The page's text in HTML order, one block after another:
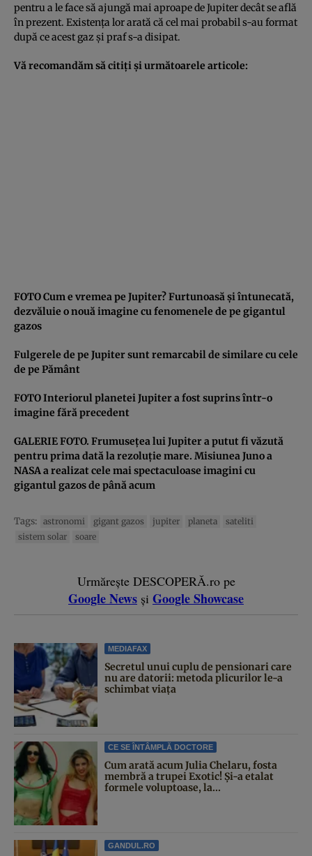
pentru a le face să ajungă mai aproape de Jupiter decât se află
în prezent. Existenţa lor arată că cel mai probabil s-au format
după ce acest gaz şi praf s-a disipat.
Vă recomandăm să citiţi şi următoarele articole:
FOTO Cum e vremea pe Jupiter? Furtunoasă şi întunecată,
dezvăluie o nouă imagine cu fenomenele de pe gigantul
gazos
Fulgerele de pe Jupiter sunt remarcabil de similare cu cele
de pe Pământ
FOTO Interiorul planetei Jupiter a fost suprins într-o
imagine fără precedent
GALERIE FOTO. Frumuseţea lui Jupiter a putut fi văzută
pentru prima dată la rezoluţie mare. Misiunea Juno a
NASA a realizat cele mai spectaculoase imagini cu
gigantul gazos de până acum
Tags: astronomi gigant gazos jupiter planeta
sateliti
sistem solar
soare
Urmărește DESCOPERĂ.ro pe
Google News și Google Showcase
MEDIAFAX
Secretul unui cuplu de pensionari care
nu are datorii: metoda plicurilor le-a
schimbat viața
CE SE ÎNTÂMPLĂ DOCTORE
Cum arată acum Julia Chelaru, fosta
membră a trupei Exotic! Și-a etalat
formele voluptoase, la...
GANDUL.RO